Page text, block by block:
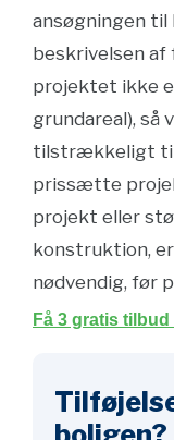
ansøgningen til
beskrivelsen af
projektet ikke
grundareal),
tilstrækkeligt
prissætte
projekt eller
konstruktion,
nødvendig, før
Få 3 gratis tilbud